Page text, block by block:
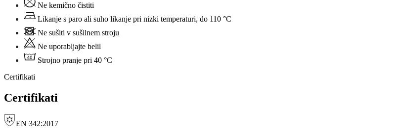
Ne kemično čistiti
Likanje s paro ali suho likanje pri nizki temperaturi, do 110 °C
Ne sušiti v sušilnem stroju
Ne uporabljajte belil
Strojno pranje pri 40 °C
Certifikati
Certifikati
EN 342:2017